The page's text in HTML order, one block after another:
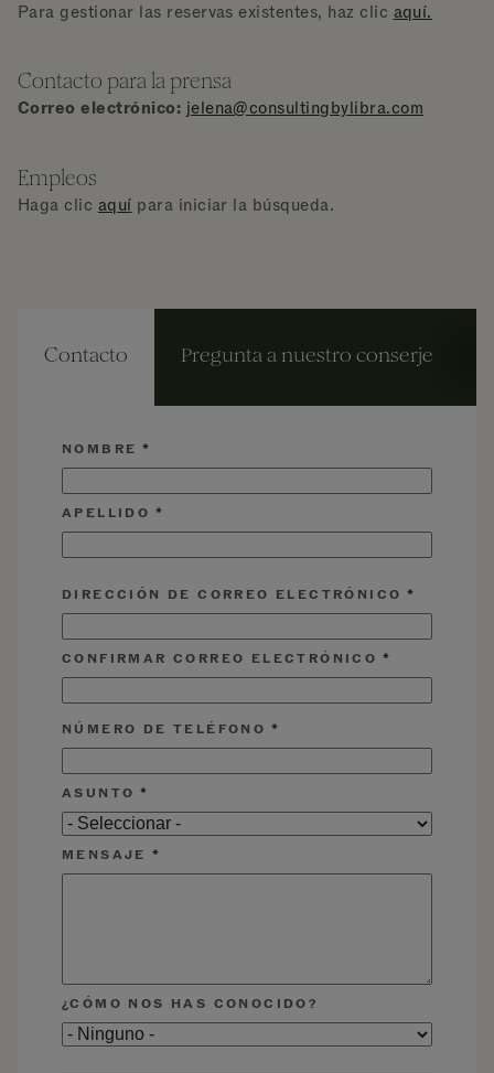
Para gestionar las reservas existentes, haz clic aquí.
Contacto para la prensa
Correo electrónico: jelena@consultingbylibra.com
Empleos
Haga clic aquí para iniciar la búsqueda.
Contacto Pregunta a nuestro conserje
NOMBRE
APELLIDO
DIRECCIÓN DE CORREO ELECTRÓNICO
CONFIRMAR CORREO ELECTRÓNICO
NÚMERO DE TELÉFONO
ASUNTO
MENSAJE
¿CÓMO NOS HAS CONOCIDO?